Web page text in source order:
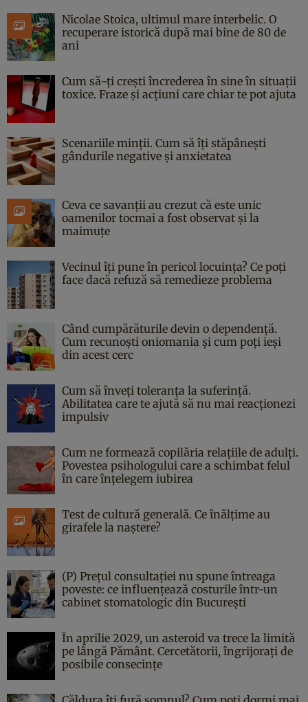
Nicolae Stoica, ultimul mare interbelic. O
recuperare istorică după mai bine de 80 de
ani
Cum să-ți crești încrederea în sine în situații
toxice. Fraze și acțiuni care chiar te pot ajuta
Scenariile minții. Cum să îți stăpânești
gândurile negative și anxietatea
Ceva ce savanții au crezut că este unic
oamenilor tocmai a fost observat și la
maimuțe
Vecinul îți pune în pericol locuința? Ce poți
face dacă refuză să remedieze problema
Când cumpărăturile devin o dependență.
Cum recunoști oniomania și cum poți ieși
din acest cerc
Cum să înveți toleranța la suferință.
Abilitatea care te ajută să nu mai reacționezi
impulsiv
Cum ne formează copilăria relațiile de adulți.
Povestea psihologului care a schimbat felul
în care înțelegem iubirea
Test de cultură generală. Ce înălțime au
girafele la naștere?
(P) Prețul consultației nu spune întreaga
poveste: ce influențează costurile într-un
cabinet stomatologic din București
În aprilie 2029, un asteroid va trece la limită
pe lângă Pământ. Cercetătorii, îngrijorați de
posibile consecințe